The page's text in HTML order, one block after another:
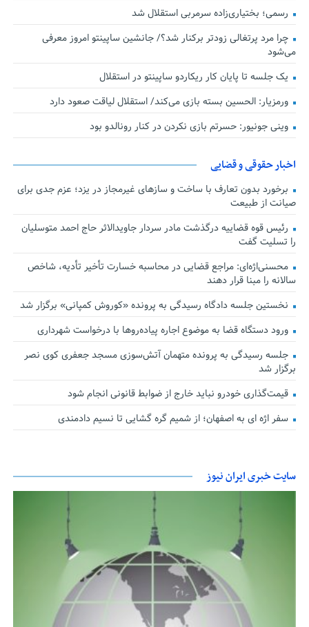
رسمی؛ بختیاری‌زاده سرمربی استقلال شد
چرا مرد پرتغالی زودتر برکنار شد؟/ جانشین ساپینتو امروز معرفی
می‌شود
یک جلسه تا پایان کار ریکاردو ساپینتو در استقلال
ورمزیار: الحسین بسته بازی می‌کند/ استقلال لیاقت صعود دارد
وینی جونیور: حسرتم بازی نکردن در کنار رونالدو بود
اخبار حقوقی و قضایی
برخورد بدون تعارف با ساخت‌ و سازهای غیرمجاز در یزد؛ عزم جدی برای
صیانت از طبیعت
رئیس قوه قضاییه درگذشت مادر سردار جاویدالاثر حاج احمد متوسلیان
را تسلیت گفت
محسنی‌اژه‌ای: مراجع قضایی در محاسبه خسارت تأخیر تأدیه، شاخص
سالانه را مبنا قرار دهند
نخستین جلسه دادگاه رسیدگی به پرونده «کوروش کمپانی» برگزار شد
ورود دستگاه قضا به موضوع اجاره پیاده‌روها با درخواست شهرداری
جلسه رسیدگی به پرونده متهمان آتش‌سوزی مسجد جعفری کوی نصر
برگزار شد
قیمت‌گذاری خودرو نباید خارج از ضوابط قانونی انجام شود
سفر اژه ای به اصفهان؛ از شمیم گره گشایی تا نسیم دادمندی
سایت خبری ایران نیوز